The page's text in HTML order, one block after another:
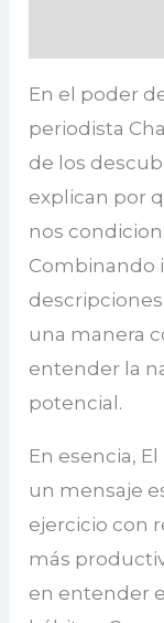
En el poder
periodista
de los
explican por
nos
Combinando
una manera
entender la
potencial.
En esencia,
un mensaje
ejercicio con
más
en entender